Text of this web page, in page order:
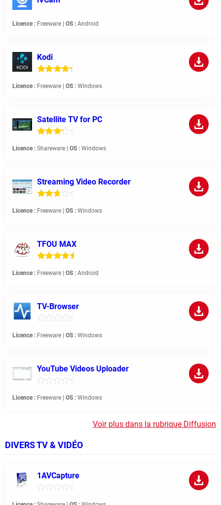
Licence : Freeware | OS : Android
Kodi
Licence : Freeware | OS : Windows
Satellite TV for PC
Licence : Shareware | OS : Windows
Streaming Video Recorder
Licence : Freeware | OS : Windows
TFOU MAX
Licence : Freeware | OS : Android
TV-Browser
Licence : Freeware | OS : Windows
YouTube Videos Uploader
Licence : Freeware | OS : Windows
Voir plus dans la rubrique Diffusion
DIVERS TV & VIDÉO
1AVCapture